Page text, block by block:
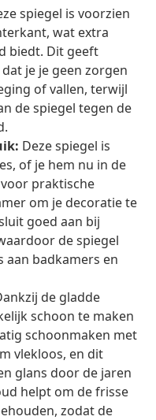
spiegel is voorzien
wat extra
biedt. Dit geeft
je je geen zorgen
of vallen, terwijl
de spiegel tegen de
Deze spiegel is
of je hem nu in de
praktische
om je decoratie te
goed aan bij
de spiegel
aan badkamers en
de gladde
schoon te maken
schoonmaken met
vlekloos, en dit
glans door de jaren
helpt om de frisse
zodat de